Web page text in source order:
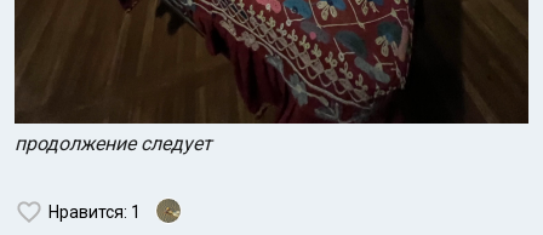
продолжение следует
Нравится: 1